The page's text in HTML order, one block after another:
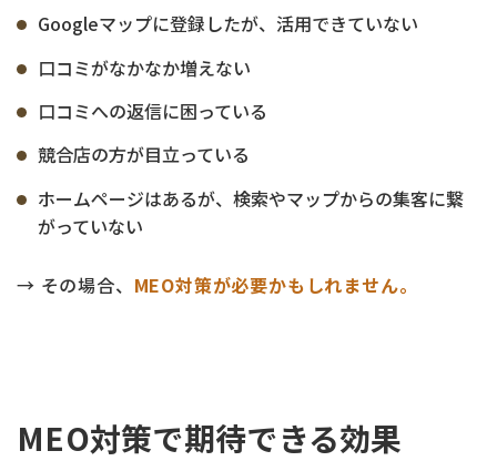
Googleマップに登録したが、活用できていない
口コミがなかなか増えない
口コミへの返信に困っている
競合店の方が目立っている
ホームページはあるが、検索やマップからの集客に繋
がっていない
→ その場合、 MEO対策が必要かもしれません。
MEO対策で期待できる効果